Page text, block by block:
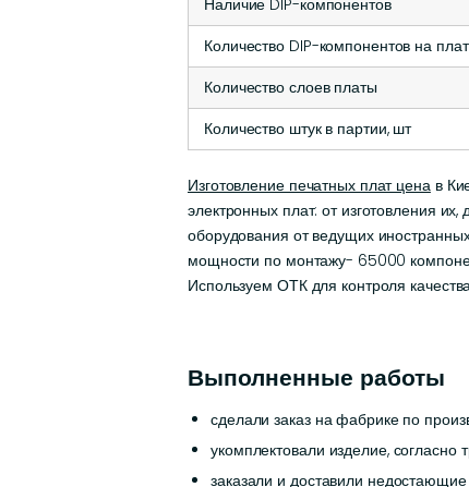
Количество DIP-компонентов на
Количество слоев платы
Количество штук в партии, шт
Изготовление печатных плат ценав
электронных плат: от изготовления
оборудования от ведущих
мощности по монтажу- 65000
Используем ОТК для контроля
Выполненные работы
сделали заказ на фабрике по
укомплектовали изделие, согласно
заказали и доставили